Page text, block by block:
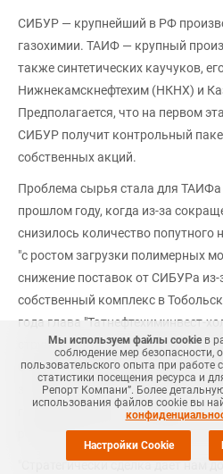
СИБУР — крупнейший в РФ
газохимии. ТАИФ — крупный
также синтетических каучуков,
Нижнекамскнефтехим (НКНХ) и
Предполагается, что на первом
СИБУР получит контрольный
собственных акций.
Проблема сырья стала для ТАИФа
прошлом году, когда из-за
снизилось количество попутного
"с ростом загрузки полимерных
снижение поставок от СИБУРа из-
собственный комплекс в
года глава "Татнефтехиминвест-
структуры властей Татарстана и
Один из основных акционеров
заявил 23 апреля: "Главное — с
гарантированно обеспечены
ресурсами, которых не хватало
"Стратегически сделка дает нам
Мы используем файлы cookieв
соблюдение мер безопасности,
пользовательского опыта при
статистики посещения ресурса и
Репорт Компани”. Более
использования файлов cookie вы
Настройки Cookie